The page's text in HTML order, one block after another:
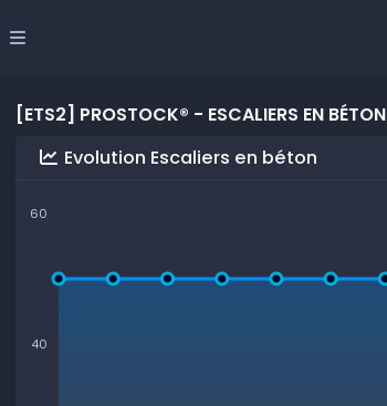
[ETS2] PROSTOCK® - ESCALIERS EN BÉTON
Evolution Escaliers en béton
60
40